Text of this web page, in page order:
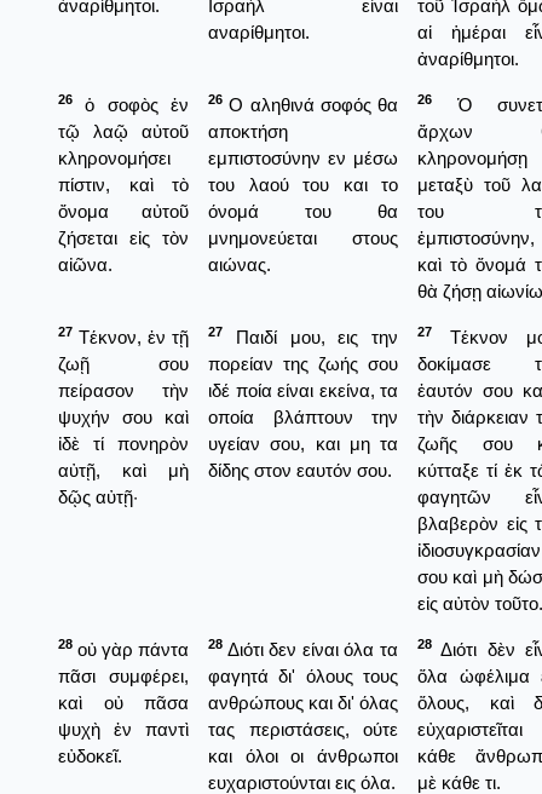
ἀναρίθμητοι.
Ισραήλ είναι
αναρίθμητοι.
τοῦ Ἰσραὴλ
αἱ ἡμέραι
ἀναρίθμητοι.
26
ὁ σοφὸς ἐν
τῷ λαῷ αὐτοῦ
κληρονομήσει
πίστιν, καὶ τὸ
ὄνομα αὐτοῦ
ζήσεται εἰς τὸν
αἰῶνα.
26 Ο αληθινά σοφός θα
αποκτήση
εμπιστοσύνην εν μέσω
του λαού του και το
όνομά του θα
μνημονεύεται στους
αιώνας.
26
Ὁ
ἄρχων
κληρονομήσῃ
μεταξὺ τοῦ
του
ἐμπιστοσύνην,
καὶ τὸ ὄνομά
θὰ ζήσῃ
27 Τέκνον, ἐν τῇ
ζωῇ σου
πείρασον τὴν
ψυχήν σου καὶ
ἰδὲ τί πονηρὸν
αὐτῇ, καὶ μὴ
δῷς αὐτῇ·
27
Παιδί μου, εις την
πορείαν της ζωής σου
ιδέ ποία είναι εκείνα, τα
οποία βλάπτουν την
υγείαν σου, και μη τα
δίδης στον εαυτόν σου.
27
Τέκνον
δοκίμασε
ἑαυτόν σου
τὴν διάρκειαν
ζωῆς σου
κύτταξε τί ἐκ
φαγητῶν
βλαβερὸν εἰς
ἰδιοσυγκρασίαν
σου καὶ μὴ
εἰς αὐτὸν τοῦτο.
28 οὐ γὰρ πάντα
πᾶσι συμφέρει,
καὶ οὐ πᾶσα
ψυχὴ ἐν παντὶ
εὐδοκεῖ.
28 Διότι δεν είναι όλα τα
φαγητά δι' όλους τους
ανθρώπους και δι' όλας
τας περιστάσεις, ούτε
και όλοι οι άνθρωποι
ευχαριστούνται εις όλα.
28 Διότι δὲν
ὅλα ὠφέλιμα
ὅλους, καὶ
εὐχαριστεῖται
κάθε
μὲ κάθε τι.